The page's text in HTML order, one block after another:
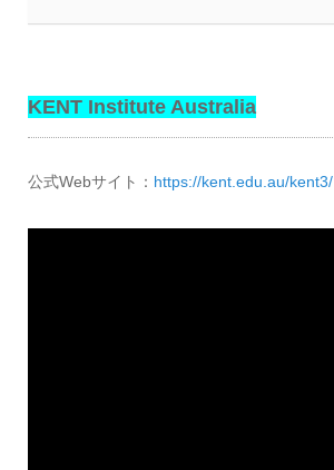
KENT Institute Australia
公式Webサイト： https://kent.edu.au/kent3/